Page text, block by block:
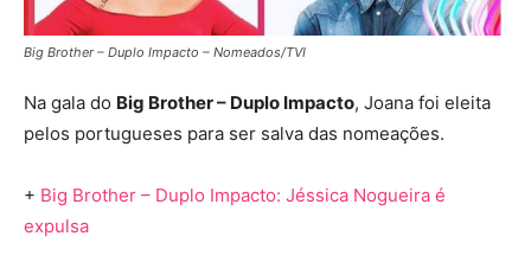
Big Brother – Duplo Impacto – Nomeados/TVI
Na gala do Big Brother – Duplo Impacto, Joana foi eleita
pelos portugueses para ser salva das nomeações.
+ Big Brother – Duplo Impacto: Jéssica Nogueira é
expulsa